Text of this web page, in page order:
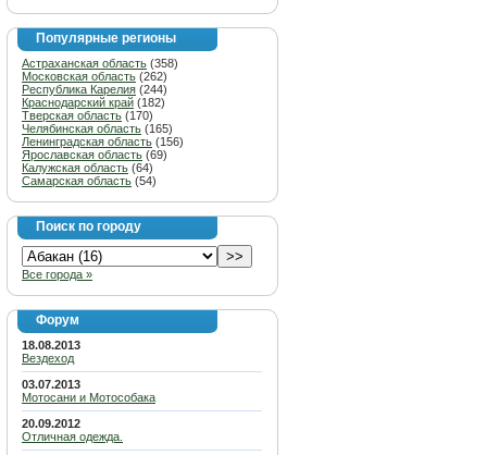
Популярные регионы
Астраханская область (358)
Московская область (262)
Республика Карелия (244)
Краснодарский край (182)
Тверская область (170)
Челябинская область (165)
Ленинградская область (156)
Ярославская область (69)
Калужская область (64)
Самарская область (54)
Поиск по городу
Все города »
Форум
18.08.2013
Вездеход
03.07.2013
Мотосани и Мотособака
20.09.2012
Отличная одежда.